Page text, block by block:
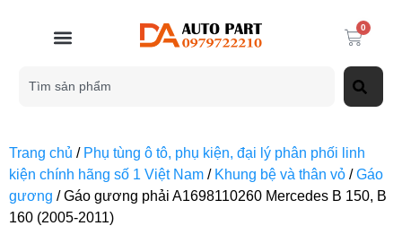
0
Trang chủ / Phụ tùng ô tô, phụ kiện, đại lý phân phối linh
kiện chính hãng số 1 Việt Nam / Khung bệ và thân vỏ /Gáo
gương / Gáo gương phải A1698110260 Mercedes B 150, B
160 (2005-2011)